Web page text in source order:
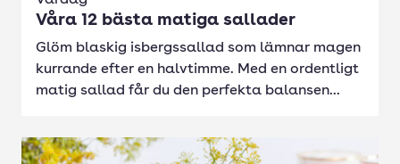
Våra 12 bästa matiga sallader
Glöm blaskig isbergssallad som lämnar magen
kurrande efter en halvtimme. Med en ordentligt
matig sallad får du den perfekta balansen...